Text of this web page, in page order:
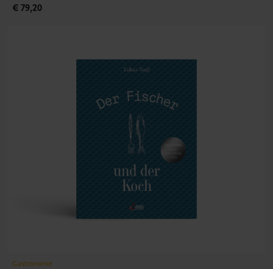
€ 79,20
Gastronomie